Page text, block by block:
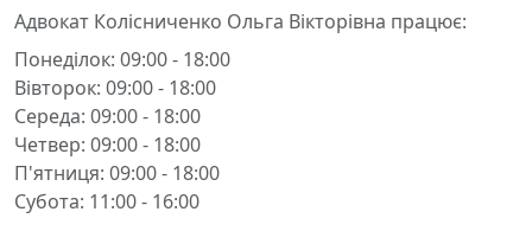
Адвокат Колісниченко Ольга Вікторівна працює:
Понеділок: 09:00 - 18:00
Вівторок: 09:00 - 18:00
Середа: 09:00 - 18:00
Четвер: 09:00 - 18:00
П'ятниця: 09:00 - 18:00
Субота: 11:00 - 16:00